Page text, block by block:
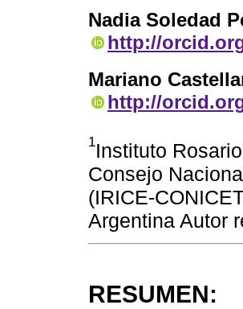
Nadia Soledad
http://
Mariano
http://
1Instituto
Consejo
(IRICE-
Argentina Autor
RESUMEN: